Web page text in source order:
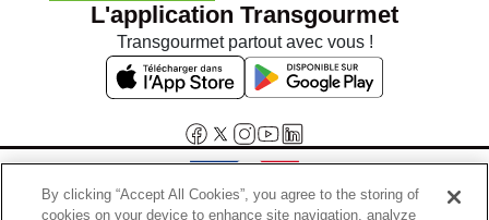
L'application Transgourmet
Transgourmet partout avec vous !
By clicking “Accept All Cookies”, you agree to the storing of
cookies on your device to enhance site navigation, analyze